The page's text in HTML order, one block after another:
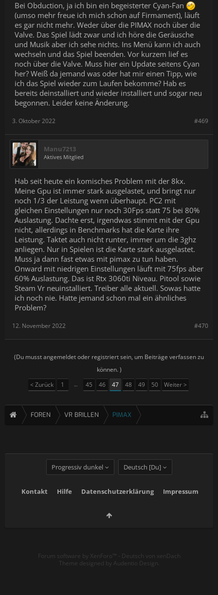
Bei Obduction, ja ich bin ein begeisterter Cyan-Fan
(umso mehr freue ich mich schon auf Firmament), läuft
es gar nicht mehr. Weder über die PIMAX noch über die
Valve. Das Spiel lädt zwar und ich höre die Geräusche
und Musik aber ich sehe nichts. Ins Menü kann ich auch
wechseln und das Spiel beenden. Vor kurzem lief es
noch über die Valve. Muss hier ein Update seitens Cyan
her? Weiß da jemand was oder hat mir einen Tipp, wie
ich das Spiel wieder zum Laufen bekomme? Hab es
bereits deinstalliert und wieder installiert und sogar neu
begonnen. Leider keine Änderung.
#469
3. Oktober 2022
Manu7213
Aktives Mitglied
Hab seit heute ein komisches Problem mit der 8kx.
Meine Gpu ist immer stark ausgelastet, und bringt nur
noch 1/3 der Leistung wenn überhaupt. PC2 mit
gleichen Einstellungen nur noch 30Fps statt 75 bei 80%
Auslastung. Dachte erst, irgendwas stimmt mit der Gpu
nicht, allerdings in Benchmarks hat die Karte ihre
Leistung. Taktet auch nicht runter, immer um die 3ghz
anliegen. Nur in Spielen ist die Karte stark ausgelastet.
Muss ja dann fast etwas mit pimax zu tun haben.
Onward mit niedrigen Einstellungen läuft mit 75fps aber
60% Auslastung. Das ist Rtx 3060ti Niveau. Pitool sowie
Steam Vr neuinstalliert. Treiber alle aktuell. Sowas hatte
ich noch nie. Hatte jemand schon mal ein ähnliches
Problem?
#470
12. November 2022
(Du musst angemeldet oder registriert sein, um Beiträge verfassen zu
können. )
< Zurück
1 ← 45 46 47 48 49 50 Weiter >
FOREN VR BRILLEN PIMAX
Progressiv dunkel Deutsch [Du]
Kontakt Hilfe Datenschutzerklärung Impressum
Forum software by XenForo™ - Deutsch von xenDach
Theme designed by Audentio Design.